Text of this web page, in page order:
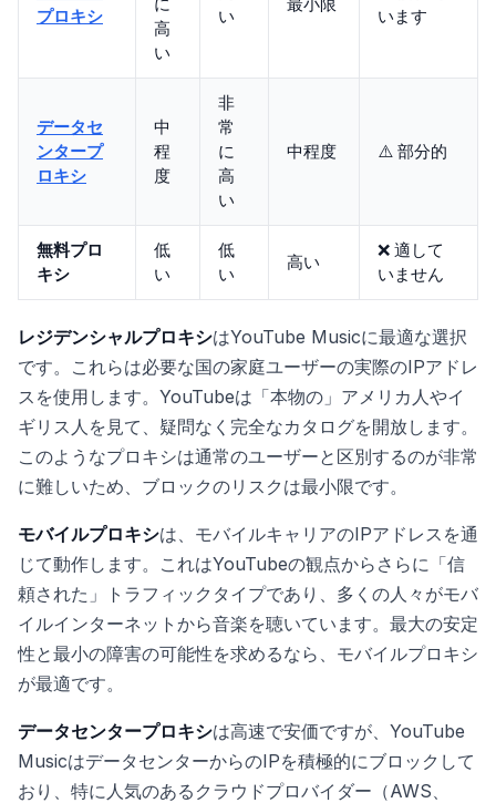
プロキシ
に
高
い
い
最小限
います
データセ
ンタープ
ロキシ
中
程
度
非
常
に
高
い
中程度 ⚠️ 部分的
無料プロ
キシ
低
い
低
い
高い
❌ 適して
いません
レジデンシャルプロキシはYouTube Musicに最適な選択
です。これらは必要な国の家庭ユーザーの実際のIPアドレ
スを使用します。YouTubeは「本物の」アメリカ人やイ
ギリス人を見て、疑問なく完全なカタログを開放します。
このようなプロキシは通常のユーザーと区別するのが非常
に難しいため、ブロックのリスクは最小限です。
モバイルプロキシは、モバイルキャリアのIPアドレスを通
じて動作します。これはYouTubeの観点からさらに「信
頼された」トラフィックタイプであり、多くの人々がモバ
イルインターネットから音楽を聴いています。最大の安定
性と最小の障害の可能性を求めるなら、モバイルプロキシ
が最適です。
データセンタープロキシは高速で安価ですが、YouTube
MusicはデータセンターからのIPを積極的にブロックして
おり、特に人気のあるクラウドプロバイダー（AWS、